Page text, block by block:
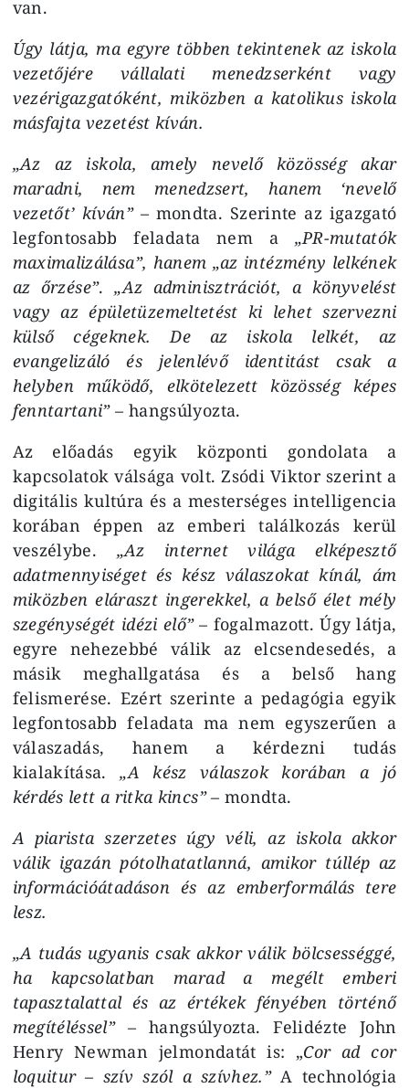
van.
Úgy látja, ma egyre többen tekintenek az iskola
vezetőjére vállalati menedzserként vagy
vezérigazgatóként, miközben a katolikus iskola
másfajta vezetést kíván.
„Az az iskola, amely nevelő közösség akar
maradni, nem menedzsert, hanem ‘nevelő
vezetőt’ kíván”– mondta. Szerinte az igazgató
legfontosabb feladata nem a „PR-mutatók
maximalizálása”, hanem „az intézmény lelkének
az őrzése”.„Az adminisztrációt, a könyvelést
vagy az épületüzemeltetést ki lehet szervezni
külső cégeknek. De az iskola lelkét, az
evangelizáló és jelenlévő identitást csak a
helyben működő, elkötelezett közösség képes
fenntartani”– hangsúlyozta.
Az előadás egyik központi gondolata a
kapcsolatok válsága volt. Zsódi Viktor szerint a
digitális kultúra és a mesterséges intelligencia
korában éppen az emberi találkozás kerül
veszélybe. „Az internet világa elképesztő
adatmennyiséget és kész válaszokat kínál, ám
miközben eláraszt ingerekkel, a belső élet mély
szegénységét idézi elő”– fogalmazott. Úgy látja,
egyre nehezebbé válik az elcsendesedés, a
másik meghallgatása és a belső hang
felismerése. Ezért szerinte a pedagógia egyik
legfontosabb feladata ma nem egyszerűen a
válaszadás, hanem a kérdezni tudás
kialakítása. „A kész válaszok korában a jó
kérdés lett a ritka kincs”– mondta.
A piarista szerzetes úgy véli, az iskola akkor
válik igazán pótolhatatlanná, amikor túllép az
információátadáson és az emberformálás tere
lesz.
„A tudás ugyanis csak akkor válik bölcsességgé,
ha kapcsolatban marad a megélt emberi
tapasztalattal és az értékek fényében történő
megítéléssel” – hangsúlyozta. FelidézteJohn
Henry Newman jelmondatát is: „Cor ad cor
loquitur – szív szól a szívhez.” A technológia